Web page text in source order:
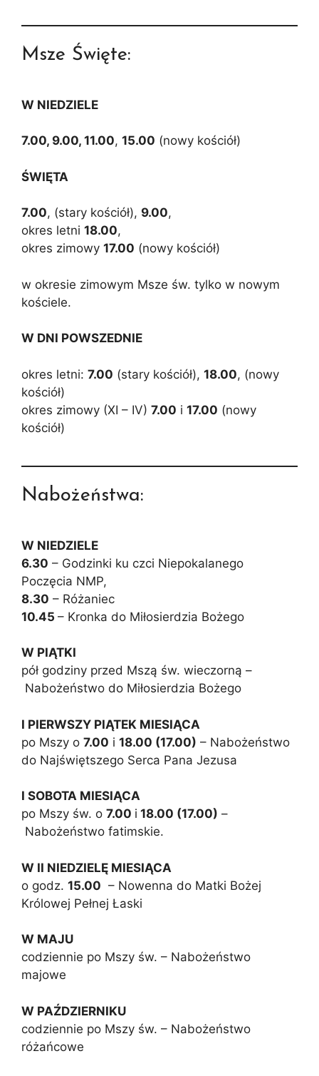
Msze Święte:
W NIEDZIELE
7.00, 9.00, 11.00, 15.00 (nowy kościół)
ŚWIĘTA
7.00, (stary kościół), 9.00,
okres letni 18.00,
okres zimowy 17.00 (nowy kościół)
w okresie zimowym Msze św. tylko w nowym
kościele.
W DNI POWSZEDNIE
okres letni: 7.00 (stary kościół), 18.00, (nowy
kościół)
okres zimowy (XI – IV) 7.00 i 17.00 (nowy
kościół)
Nabożeństwa:
W NIEDZIELE
6.30 – Godzinki ku czci Niepokalanego
Poczęcia NMP,
8.30 – Różaniec
10.45 – Kronka do Miłosierdzia Bożego
W PIĄTKI
pół godziny przed Mszą św. wieczorną –
Nabożeństwo do Miłosierdzia Bożego
I PIERWSZY PIĄTEK MIESIĄCA
po Mszy o 7.00 i 18.00 (17.00) – Nabożeństwo
do Najświętszego Serca Pana Jezusa
I SOBOTA MIESIĄCA
po Mszy św. o 7.00 i 18.00 (17.00) –
Nabożeństwo fatimskie.
W II NIEDZIELĘ MIESIĄCA
o godz. 15.00 – Nowenna do Matki Bożej
Królowej Pełnej Łaski
W MAJU
codziennie po Mszy św. – Nabożeństwo
majowe
W PAŹDZIERNIKU
codziennie po Mszy św. – Nabożeństwo
różańcowe